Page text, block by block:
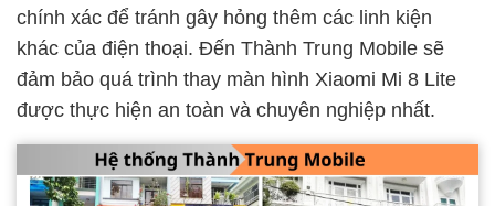
chính xác để tránh gây hỏng thêm các linh kiện
khác của điện thoại. Đến Thành Trung Mobile sẽ
đảm bảo quá trình thay màn hình Xiaomi Mi 8 Lite
được thực hiện an toàn và chuyên nghiệp nhất.